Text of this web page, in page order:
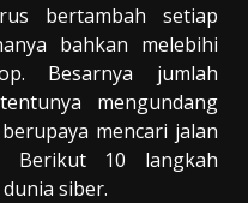
bertambah setiap
bahkan melebihi
Besarnya jumlah
mengundang
mencari jalan
Berikut 10 langkah
siber.